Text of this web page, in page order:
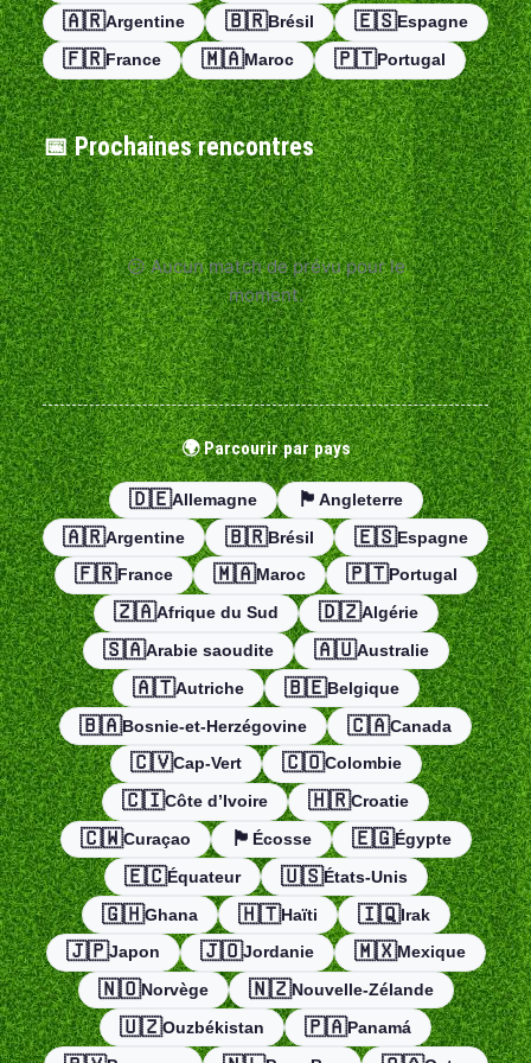
→ peut-être jugé par toute la France (bonne chance)
🤳 PARTAGE TA PHOTO →
Pas Insta ? On juge pas.
Envoie ta photo via le formulaire, on la passera quand
même sur nos écrans. Parce qu’on est sympas. Parfois.
Maintenant arrête de lire.
Poste ta photo, deviens une légende (au moins chez
nous). 📸🔥
🇦🇷Argentine 🇧🇷Brésil 🇪🇸Espagne
🇫🇷France 🇲🇦Maroc 🇵🇹Portugal
📅 Prochaines rencontres
😕 Aucun match de prévu pour le
moment.
🌍 Parcourir par pays
🇩🇪Allemagne 🏴󠁧󠁢󠁥󠁮󠁧󠁿 Angleterre
🇦🇷Argentine 🇧🇷Brésil 🇪🇸Espagne
🇫🇷France 🇲🇦Maroc 🇵🇹Portugal
🇿🇦Afrique du Sud 🇩🇿Algérie
🇸🇦Arabie saoudite 🇦🇺Australie
🇦🇹Autriche 🇧🇪Belgique
🇧🇦Bosnie-et-Herzégovine 🇨🇦Canada
🇨🇻Cap-Vert 🇨🇴Colombie
🇨🇮Côte d’Ivoire 🇭🇷Croatie
🇨🇼Curaçao 🏴󠁧󠁢󠁳󠁣󠁴󠁿 Écosse 🇪🇬Égypte
🇪🇨Équateur 🇺🇸États-Unis
🇬🇭Ghana 🇭🇹Haïti 🇮🇶Irak
🇯🇵Japon 🇯🇴Jordanie 🇲🇽Mexique
🇳🇴Norvège 🇳🇿Nouvelle-Zélande
🇺🇿Ouzbékistan 🇵🇦Panamá